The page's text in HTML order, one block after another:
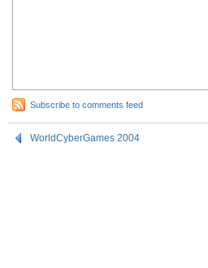
Subscribe to comments feed
WorldCyberGames 2004